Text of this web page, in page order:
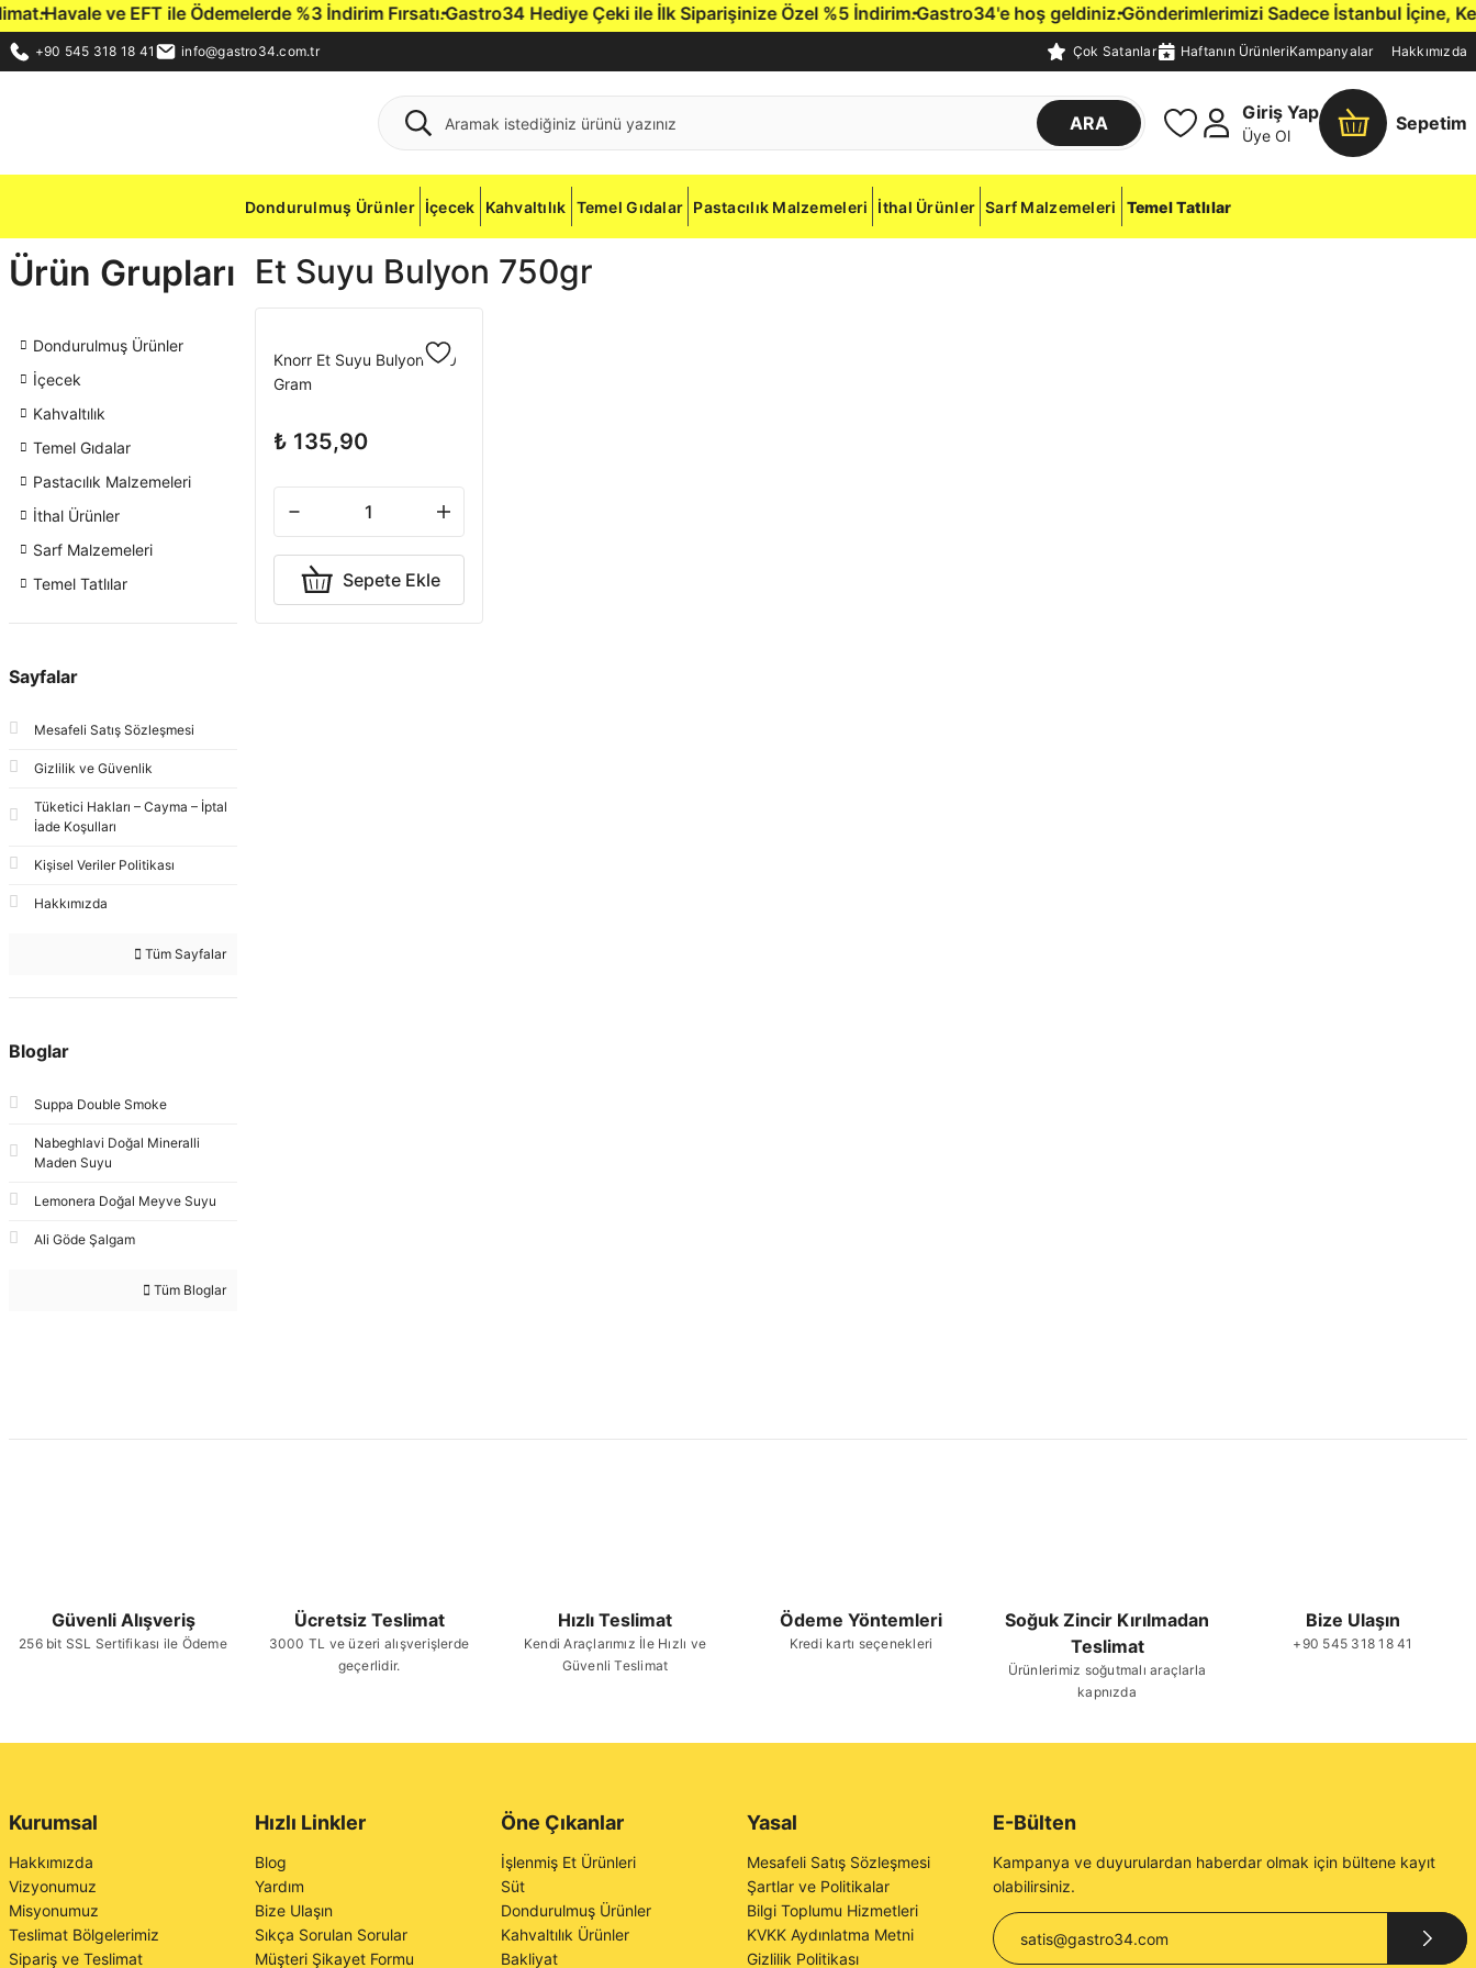
Havale ve EFT ile Ödemelerde %3 İndirim Fırsatı.Gastro34 Hediye Çeki ile İlk Siparişinize Özel %5 İndirim.Gastro34'e hoş geldiniz.Gönderimlerimizi Sadece İstanbul İçine, Kendi
+90 545 318 18 41 info@gastro34.com.tr Çok Satanlar Haftanın ÜrünleriKampanyalar Hakkımızda
ARA
Giriş Yap
Üye Ol
Sepetim
Dondurulmuş Ürünler İçecek Kahvaltılık Temel Gıdalar Pastacılık Malzemeleri İthal Ürünler Sarf Malzemeleri Temel Tatlılar
Ürün Grupları
Dondurulmuş Ürünler
İçecek
Kahvaltılık
Temel Gıdalar
Pastacılık Malzemeleri
İthal Ürünler
Sarf Malzemeleri
Temel Tatlılar
Sayfalar
Mesafeli Satış Sözleşmesi
Gizlilik ve Güvenlik
Tüketici Hakları – Cayma – İptal
İade Koşulları
Kişisel Veriler Politikası
Hakkımızda
Tüm Sayfalar
Bloglar
Suppa Double Smoke
Nabeghlavi Doğal Mineralli
Maden Suyu
Lemonera Doğal Meyve Suyu
Ali Göde Şalgam
Tüm Bloglar
Et Suyu Bulyon 750gr
Knorr Et Suyu Bulyon 750
Gram
₺ 135,90
Sepete Ekle
Güvenli Alışveriş
256 bit SSL Sertifikası ile Ödeme
Ücretsiz Teslimat
3000 TL ve üzeri alışverişlerde
geçerlidir.
Hızlı Teslimat
Kendi Araçlarımız İle Hızlı ve
Güvenli Teslimat
Ödeme Yöntemleri
Kredi kartı seçenekleri
Soğuk Zincir Kırılmadan
Teslimat
Ürünlerimiz soğutmalı araçlarla
kapnızda
Bize Ulaşın
+90 545 318 18 41
Kurumsal
Hakkımızda
Vizyonumuz
Misyonumuz
Teslimat Bölgelerimiz
Sipariş ve Teslimat
Hızlı Linkler
Blog
Yardım
Bize Ulaşın
Sıkça Sorulan Sorular
Müşteri Şikayet Formu
Öne Çıkanlar
İşlenmiş Et Ürünleri
Süt
Dondurulmuş Ürünler
Kahvaltılık Ürünler
Bakliyat
Yasal
Mesafeli Satış Sözleşmesi
Şartlar ve Politikalar
Bilgi Toplumu Hizmetleri
KVKK Aydınlatma Metni
Gizlilik Politikası
E-Bülten
Kampanya ve duyurulardan haberdar olmak için bültene kayıt
olabilirsiniz.